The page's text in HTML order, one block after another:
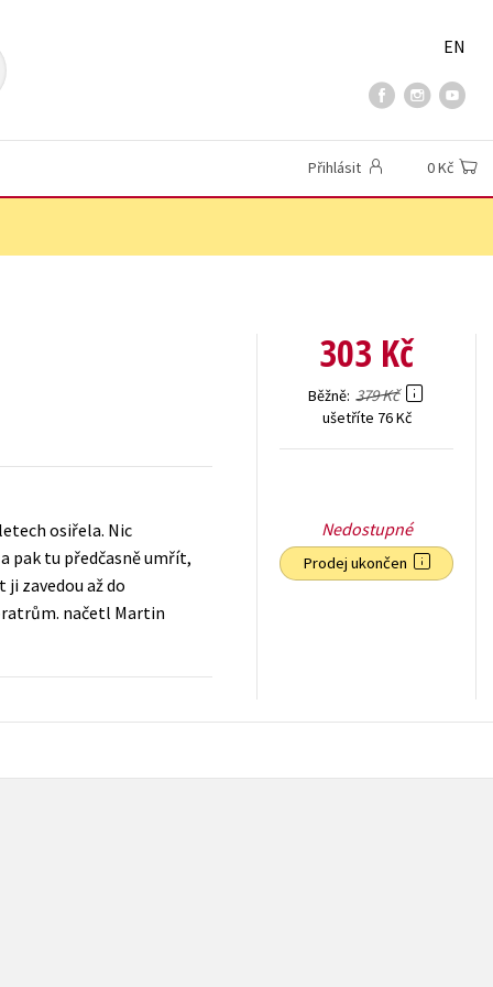
EN
Přihlásit 0 Kč
osiřela. Nic
pak tu předčasně umřít,
zavedou až do
načetl Martin
303 Kč
Běžně 379 Kč
ušetříte 76 Kč
Nedostupné
Prodej ukončen